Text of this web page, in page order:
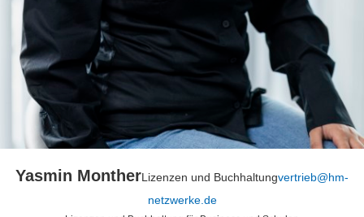
Yasmin MontherLizenzen und Buchhaltungvertrieb@hm-
netzwerke.de